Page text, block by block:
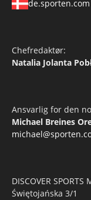
de.sporten.com
Chefredaktør:
Natalia Jolanta
Ansvarlig for den
Michael Breines
DISCOVER SPORTS
Świętojańska 3/1